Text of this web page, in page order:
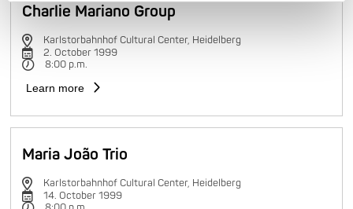
Charlie Mariano Group
Karlstorbahnhof Cultural Center, Heidelberg
2. October 1999
8:00 p.m.
Learn more
Maria João Trio
Karlstorbahnhof Cultural Center, Heidelberg
14. October 1999